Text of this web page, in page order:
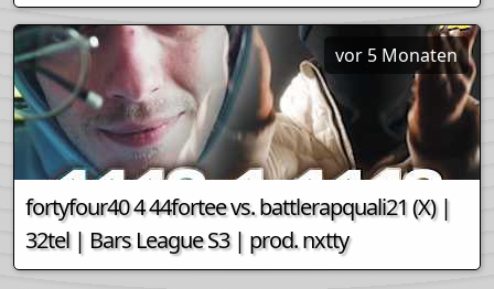
vor 5 Monaten
fortyfour40 4 44fortee vs. battlerapquali21 (X) |
32tel | Bars League S3 | prod. nxtty